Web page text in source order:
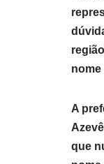
A
que